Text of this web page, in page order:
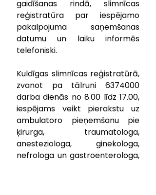
gaidīšanas rindā, slimnīcas
reģistratūra par iespējamo
pakalpojuma saņemšanas
datumu un laiku informēs
telefoniski.
Kuldīgas slimnīcas reģistratūrā,
zvanot pa tālruni 6374000
darba dienās no 8.00 līdz 17.00,
iespējams veikt pierakstu uz
ambulatoro pieņemšanu pie
ķirurga, traumatologa,
anesteziologa, ginekologa,
nefrologa un gastroenterologa,